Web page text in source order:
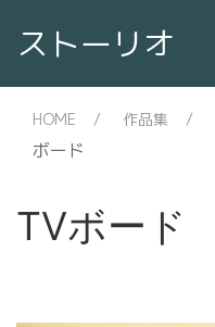
ストーリオ
HOME 作品集
ボード
TVボード